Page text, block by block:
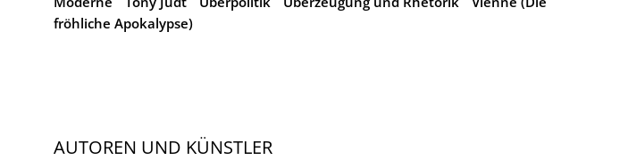
fröhliche Apokalypse)
AUTOREN UND KÜNSTLER